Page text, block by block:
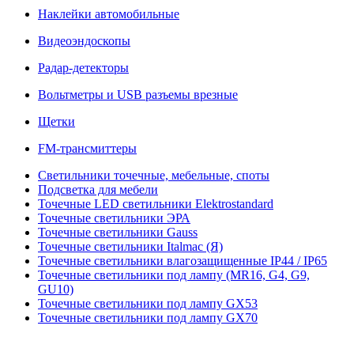
Наклейки автомобильные
Видеоэндоскопы
Радар-детекторы
Вольтметры и USB разъемы врезные
Щетки
FM-трансмиттеры
Светильники точечные, мебельные, споты
Подсветка для мебели
Точечные LED светильники Elektrostandard
Точечные светильники ЭРА
Точечные светильники Gauss
Точечные светильники Italmac (Я)
Точечные светильники влагозащищенные IP44 / IP65
Точечные светильники под лампу (MR16, G4, G9,
GU10)
Точечные светильники под лампу GX53
Точечные светильники под лампу GX70